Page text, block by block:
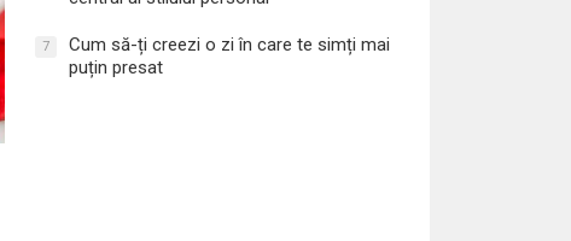
7
Cum să-ți creezi o zi în care te simți mai
puțin presat